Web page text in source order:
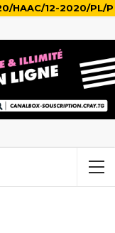
HAAC/12-2020/PL/P